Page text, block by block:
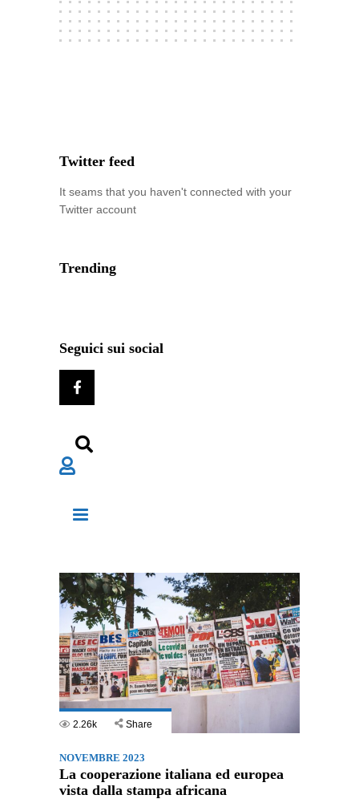
Twitter feed
It seams that you haven't connected with your
Twitter account
Trending
Seguici sui social
2.26k Share
NOVEMBRE 2023
La cooperazione italiana ed europea
vista dalla stampa africana